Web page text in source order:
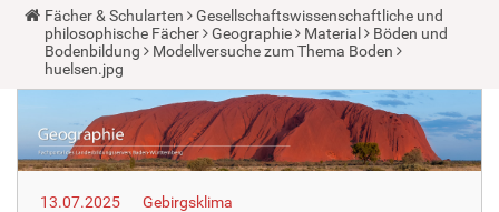
Y
o
u
a
r
e
r
e
Fächer & Schularten
Gesellschaftswissenschaftliche und
philosophische Fächer
Geographie Material
Böden und
Bodenbildung
Modellversuche zum Thema Boden
huelsen.jpg
13.07.2025
Gebirgsklima